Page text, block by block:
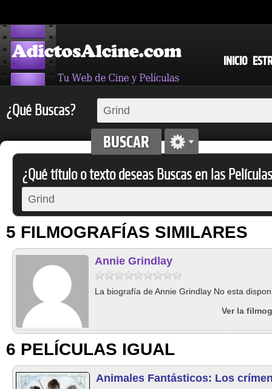
INICIO
¿Qué Buscas?
¿Qué título o texto deseas Buscas en las
5 FILMOGRAFÍAS SIMILARES
Annie Grindlay
La biografía de Annie Grindlay No esta
Ver la
6 PELÍCULAS IGUAL
Animales Fantásticos: Los